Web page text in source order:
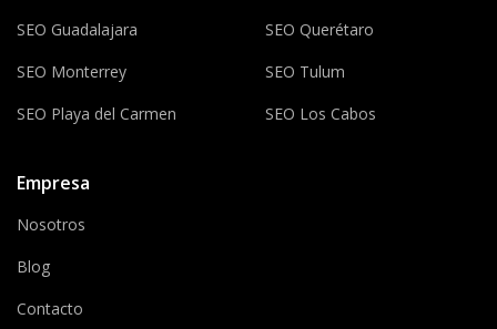
SEO Guadalajara
SEO Monterrey
SEO Playa del Carmen
SEO Querétaro
SEO Tulum
SEO Los Cabos
Empresa
Nosotros
Blog
Contacto